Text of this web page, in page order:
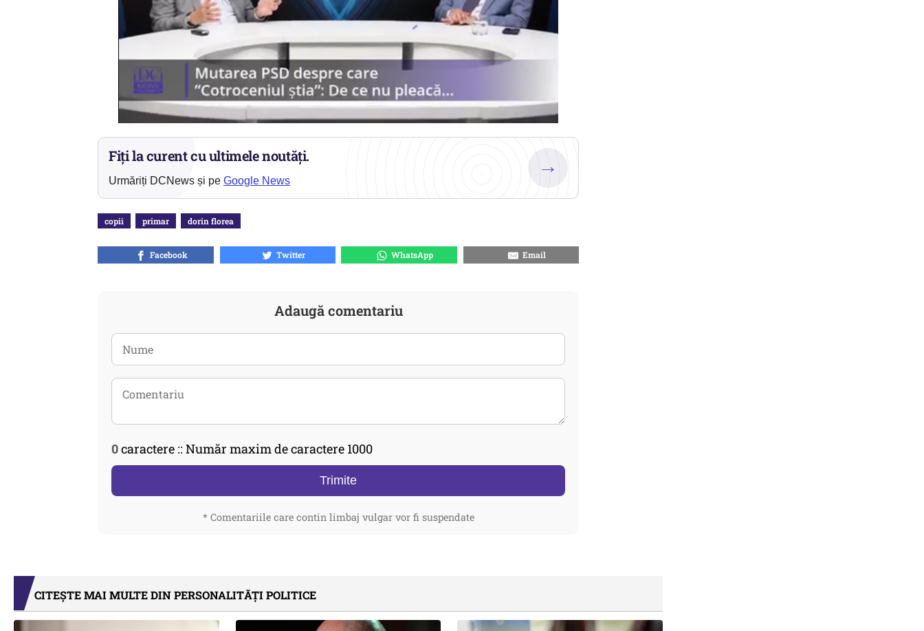
Fiți la curent cu ultimele noutăți.
Urmăriți DCNews și pe Google News
→
copii primar dorin florea
Facebook Twitter WhatsApp Email
Adaugă comentariu
0caractere :: Număr maxim de caractere 1000
Trimite
* Comentariile care contin limbaj vulgar vor fi suspendate
CITEȘTE MAI MULTE DIN PERSONALITĂȚI POLITICE